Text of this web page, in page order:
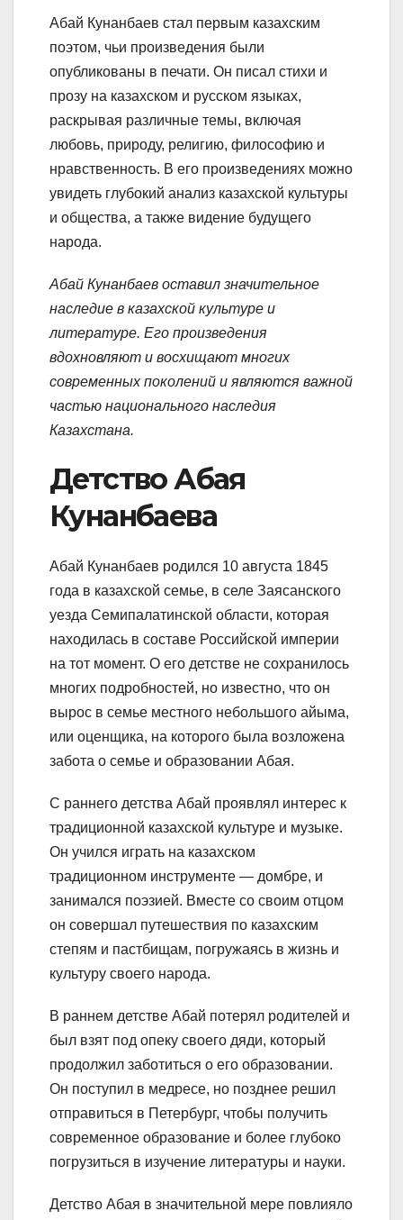
Абай Кунанбаев стал первым казахским
поэтом, чьи произведения были
опубликованы в печати. Он писал стихи и
прозу на казахском и русском языках,
раскрывая различные темы, включая
любовь, природу, религию, философию и
нравственность. В его произведениях можно
увидеть глубокий анализ казахской культуры
и общества, а также видение будущего
народа.
Абай Кунанбаев оставил значительное
наследие в казахской культуре и
литературе. Его произведения
вдохновляют и восхищают многих
современных поколений и являются важной
частью национального наследия
Казахстана.
Детство Абая
Кунанбаева
Абай Кунанбаев родился 10 августа 1845
года в казахской семье, в селе Заясанского
уезда Семипалатинской области, которая
находилась в составе Российской империи
на тот момент. О его детстве не сохранилось
многих подробностей, но известно, что он
вырос в семье местного небольшого айыма,
или оценщика, на которого была возложена
забота о семье и образовании Абая.
С раннего детства Абай проявлял интерес к
традиционной казахской культуре и музыке.
Он учился играть на казахском
традиционном инструменте — домбре, и
занимался поэзией. Вместе со своим отцом
он совершал путешествия по казахским
степям и пастбищам, погружаясь в жизнь и
культуру своего народа.
В раннем детстве Абай потерял родителей и
был взят под опеку своего дяди, который
продолжил заботиться о его образовании.
Он поступил в медресе, но позднее решил
отправиться в Петербург, чтобы получить
современное образование и более глубоко
погрузиться в изучение литературы и науки.
Детство Абая в значительной мере повлияло